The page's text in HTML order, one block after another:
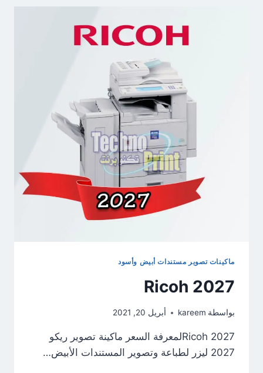
ماكينات تصوير مستندات أبيض وأسود
Ricoh 2027
بواسطة kareem أبريل 20, 2021
Ricoh 2027لمعرفة السعر ماكينة تصوير ريكو
2027 ليزر لطباعة وتصوير المستندات الأبيض…